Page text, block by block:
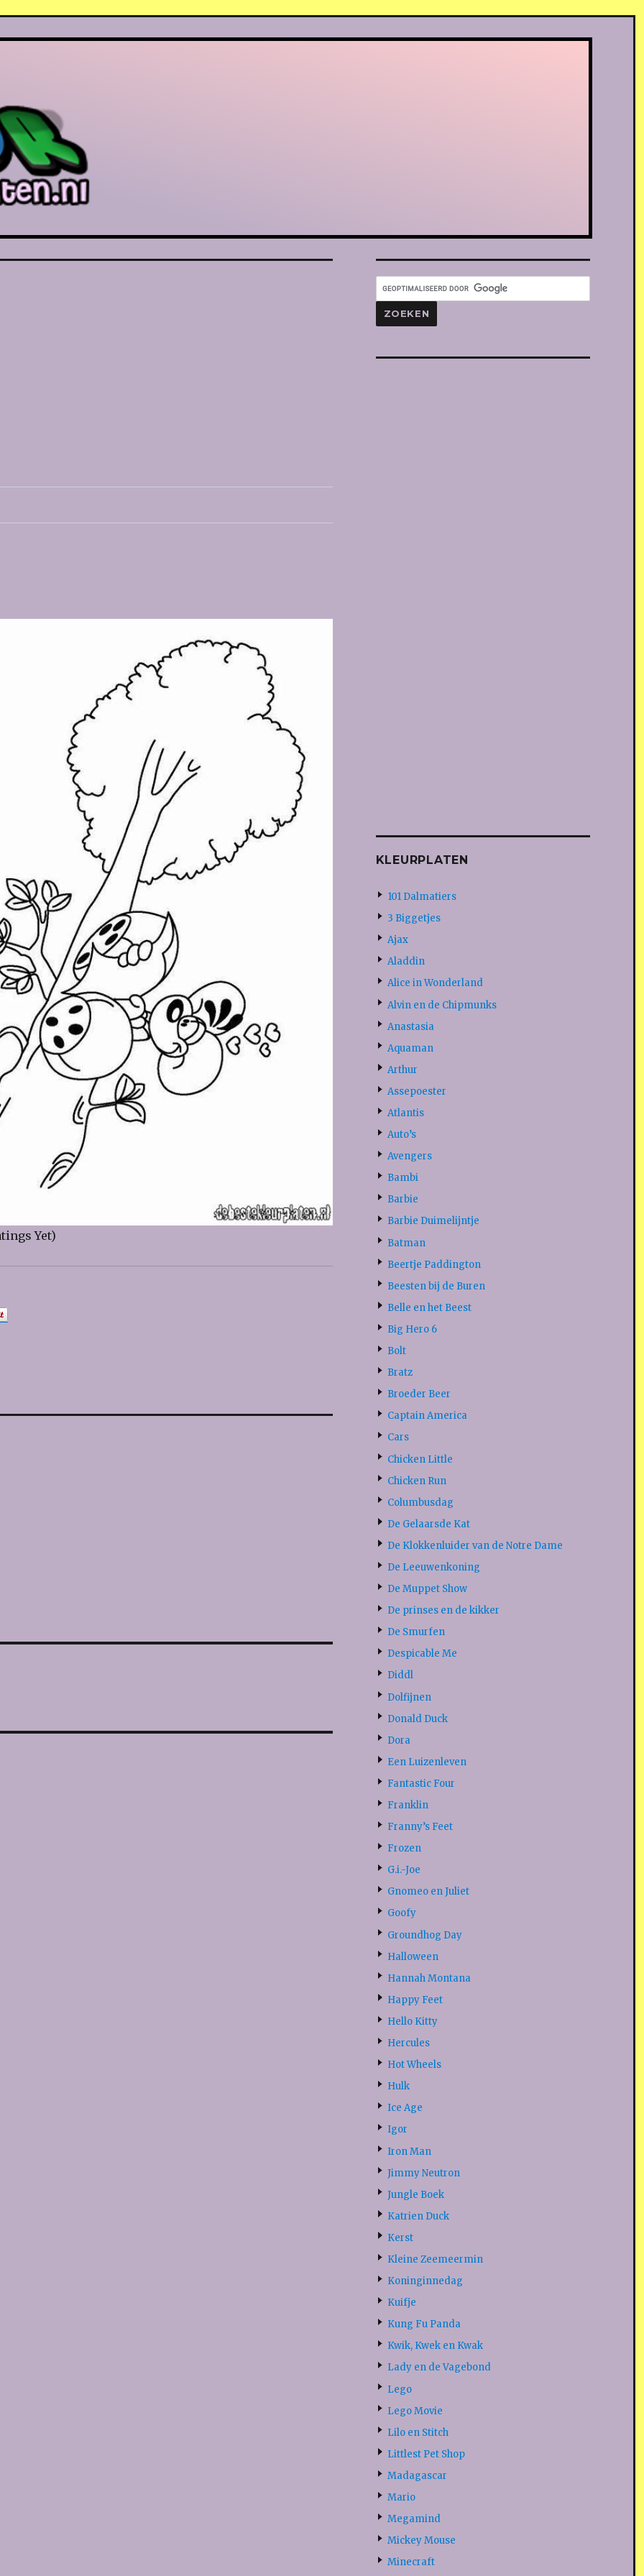
Yet)
KLEURPLATEN
101 Dalmatiers
3 Biggetjes
Ajax
Aladdin
Alice in Wonderland
Alvin en de Chipmunks
Anastasia
Aquaman
Arthur
Assepoester
Atlantis
Auto’s
Avengers
Bambi
Barbie
Barbie Duimelijntje
Batman
Beertje Paddington
Beesten bij de Buren
Belle en het Beest
Big Hero 6
Bolt
Bratz
Broeder Beer
Captain America
Cars
Chicken Little
Chicken Run
Columbusdag
De Gelaarsde Kat
De Klokkenluider van de Notre Dame
De Leeuwenkoning
De Muppet Show
De prinses en de kikker
De Smurfen
Despicable Me
Diddl
Dolfijnen
Donald Duck
Dora
Een Luizenleven
Fantastic Four
Franklin
Franny’s Feet
Frozen
G.i.-Joe
Gnomeo en Juliet
Goofy
Groundhog Day
Halloween
Hannah Montana
Happy Feet
Hello Kitty
Hercules
Hot Wheels
Hulk
Ice Age
Igor
Iron Man
Jimmy Neutron
Jungle Boek
Katrien Duck
Kerst
Kleine Zeemeermin
Koninginnedag
Kuifje
Kung Fu Panda
Kwik, Kwek en Kwak
Lady en de Vagebond
Lego
Lego Movie
Lilo en Stitch
Littlest Pet Shop
Madagascar
Mario
Megamind
Mickey Mouse
Minecraft